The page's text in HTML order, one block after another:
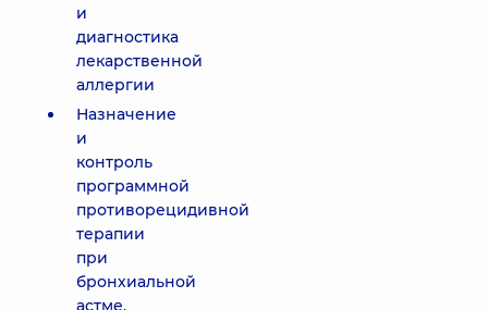
и
диагностика
лекарственной
аллергии
Назначение
и
контроль
программной
противорецидивной
терапии
при
бронхиальной
астме,